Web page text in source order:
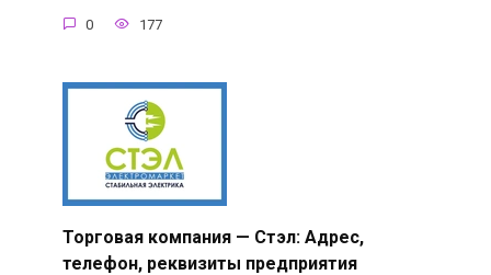
0 177
Торговая компания — Стэл: Адрес,
телефон, реквизиты предприятия